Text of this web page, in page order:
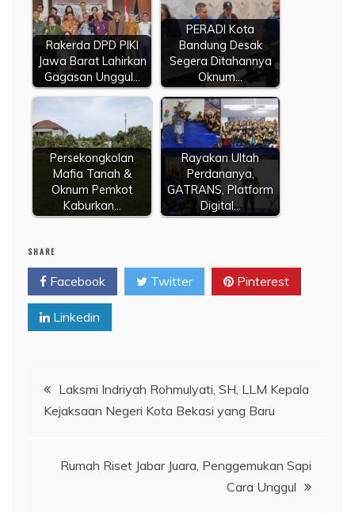
Rakerda DPD PIKI
Jawa Barat Lahirkan
Gagasan Unggul…
PERADI Kota
Bandung Desak
Segera Ditahannya
Oknum…
Persekongkolan
Mafia Tanah &
Oknum Pemkot
Kaburkan…
Rayakan Ultah
Perdananya,
GATRANS, Platform
Digital…
SHARE
Facebook Twitter Pinterest
Linkedin
Navigasi
pos
Laksmi Indriyah Rohmulyati, SH, LLM Kepala
Kejaksaan Negeri Kota Bekasi yang Baru
Rumah Riset Jabar Juara, Penggemukan Sapi
Cara Unggul